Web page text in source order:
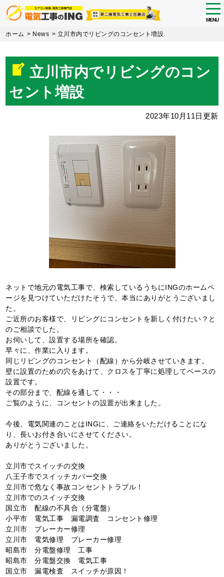
Skip
content
MENU
ホーム > News > 立川市内でリビングのコンセント増設
立川市内でリビングのコン
セント増設
2023年10月11日更新
ネットで地元の電気工事で、検索しているうちにINGのホームペ
ージを見つけていただけたそうで、本当にありがとうございまし
た。
ご近所のお客様で、リビングにコンセントを新しく付けたい？と
のご相談でした。
お伺いして、設置する場所を確認。
早々に、作業に入ります。
同じリビングのコンセント（配線）から分岐させていきます。
壁に設置のための穴をあけて、クロスを丁寧に処理してベースの
設置です。
その部分まで、配線を通して・・・
ご覧のように、コンセントの設置が出来ました。
今後、電気関連のことはINGに、ご連絡をいただけることにな
り、長いお付き合いにさせてください。
ありがとうございました。
立川市でスイッチの交換
八王子市でスイッチカバー交換
立川市で危なく事故コンセントトラブル！
立川市でのスイッチ交換
国立市 配線の不具合（分電盤）
小平市 電気工事 漏電調査 コンセント修理
立川市 ブレーカー修理
立川市 電気修理 ブレーカー修理
昭島市 分電盤修理 工事
昭島市 分電盤交換 電気工事
国立市 漏電検査 スイッチが原因！